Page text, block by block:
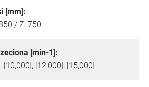
[mm]:
/ Z: 750
[min-1]:
[10,000], [12,000], [15,000]